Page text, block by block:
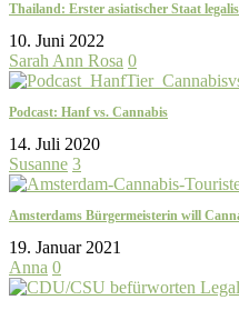
Thailand: Erster asiatischer Staat
10. Juni 2022
Sarah Ann Rosa 0
Podcast: Hanf vs. Cannabis
14. Juli 2020
Susanne 3
Amsterdams Bürgermeisterin will
19. Januar 2021
Anna 0